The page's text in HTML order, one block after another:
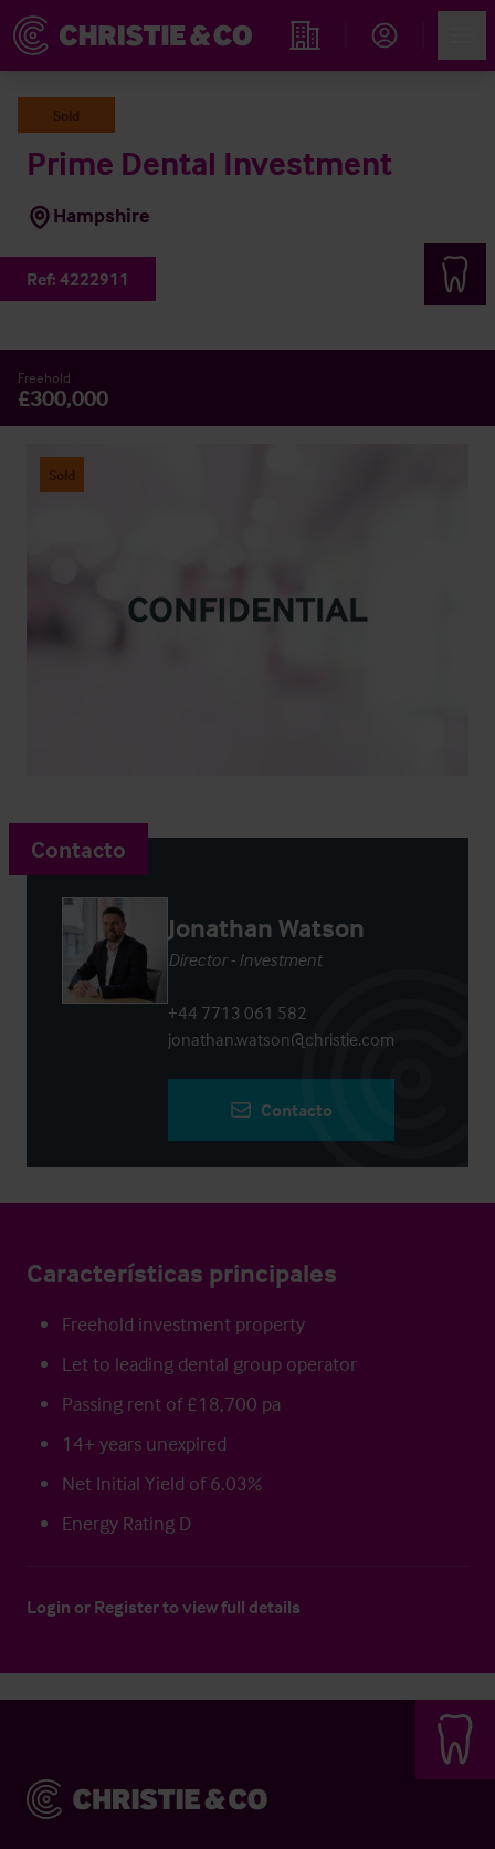
Propiedades
Sold
Prime Dental Investment
Hampshire
Ref: 4222911
Freehold
£300,000
Sold
Contacto
Jonathan Watson
Director - Investment
+44 7713 061 582
jonathan.watson@christie.com
Contacto
Características principales
Freehold investment property
Let to leading dental group operator
Passing rent of £18,700 pa
14+ years unexpired
Net Initial Yield of 6.03%
Energy Rating D
Login or Registerto view full details